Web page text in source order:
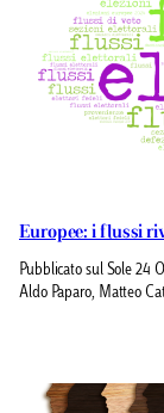
Europee: i flussi
Pubblicato sul Sole 24
Aldo Paparo, Matteo